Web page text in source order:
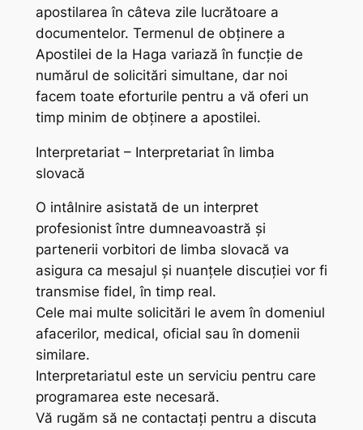
apostilarea în câteva zile lucrătoare a
documentelor. Termenul de obținere a
Apostilei de la Haga variază în funcție de
numărul de solicitări simultane, dar noi
facem toate eforturile pentru a vă oferi un
timp minim de obținere a apostilei.
Interpretariat – Interpretariat în limba
slovacă
O intâlnire asistată de un interpret
profesionist între dumneavoastră și
partenerii vorbitori de limba slovacă va
asigura ca mesajul și nuanțele discuției vor fi
transmise fidel, în timp real.
Cele mai multe solicitări le avem în domeniul
afacerilor, medical, oficial sau în domenii
similare.
Interpretariatul este un serviciu pentru care
programarea este necesară.
Vă rugăm să ne contactați pentru a discuta